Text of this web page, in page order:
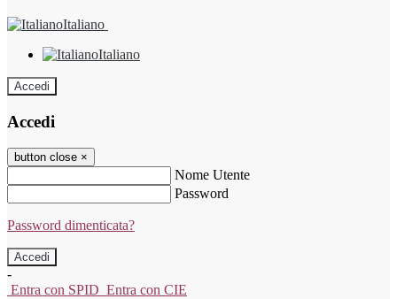
Italiano
Italiano
Accedi
Accedi
button close ×
Nome Utente
Password
Password dimenticata?
-
Entra con SPID Entra con CIE